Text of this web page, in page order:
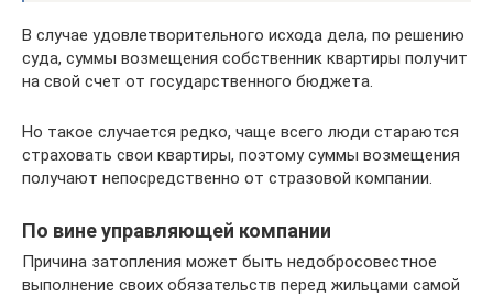
В случае удовлетворительного исхода дела, по решению
суда, суммы возмещения собственник квартиры получит
на свой счет от государственного бюджета.
Но такое случается редко, чаще всего люди стараются
страховать свои квартиры, поэтому суммы возмещения
получают непосредственно от стразовой компании.
По вине управляющей компании
Причина затопления может быть недобросовестное
выполнение своих обязательств перед жильцами самой